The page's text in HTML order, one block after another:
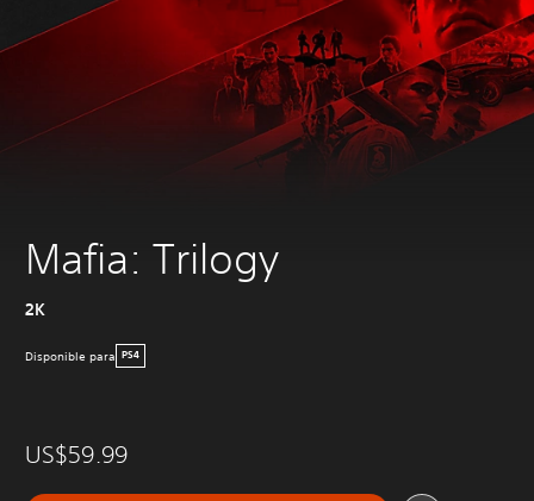
Mafia: Trilogy
2K
Disponible para PS4
US$59.99